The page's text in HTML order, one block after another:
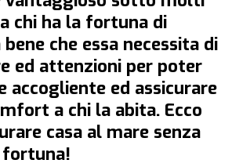
chi ha la fortuna di
che essa necessita di
ed attenzioni per poter
accogliente ed assicurare
a chi la abita. Ecco
casa al mare senza
fortuna!